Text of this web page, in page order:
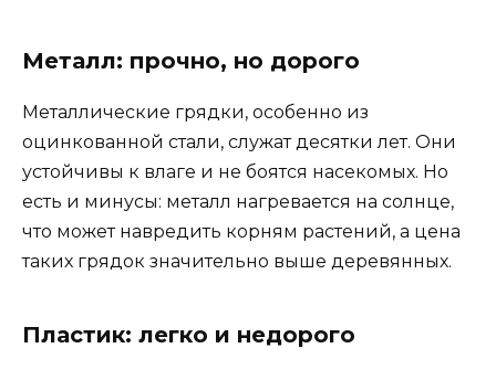
Металл: прочно, но дорого
Металлические грядки, особенно из
оцинкованной стали, служат десятки лет. Они
устойчивы к влаге и не боятся насекомых. Но
есть и минусы: металл нагревается на солнце,
что может навредить корням растений, а цена
таких грядок значительно выше деревянных.
Пластик: легко и недорого